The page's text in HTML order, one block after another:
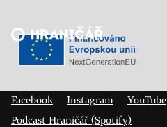
Veřejný sál Hraničář, spolek
Facebook
Instagram
YouTube
Podcast Hraničář (Spotify)